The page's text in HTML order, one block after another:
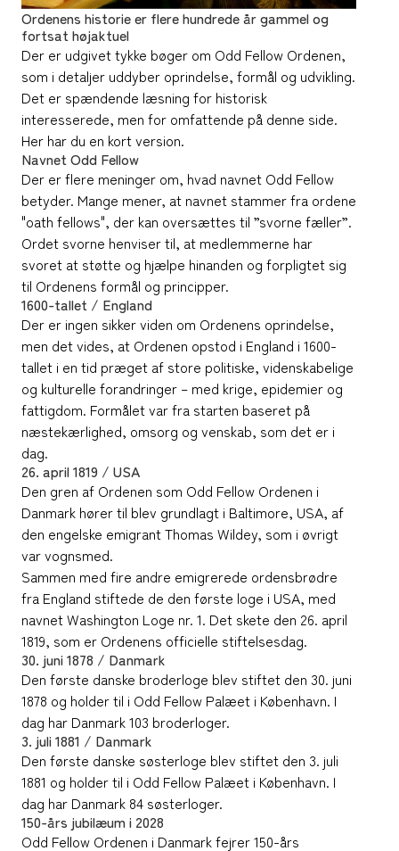
Ordenens historie er flere hundrede år gammel og
fortsat højaktuel
Der er udgivet tykke bøger om Odd Fellow Ordenen,
som i detaljer uddyber oprindelse, formål og udvikling.
Det er spændende læsning for historisk
interesserede, men for omfattende på denne side.
Her har du en kort version.
Navnet Odd Fellow
Der er flere meninger om, hvad navnet Odd Fellow
betyder. Mange mener, at navnet stammer fra ordene
"oath fellows", der kan oversættes til ”svorne fæller”.
Ordet svorne henviser til, at medlemmerne har
svoret at støtte og hjælpe hinanden og forpligtet sig
til Ordenens formål og principper.
1600-tallet / England
Der er ingen sikker viden om Ordenens oprindelse,
men det vides, at Ordenen opstod i England i 1600-
tallet i en tid præget af store politiske, videnskabelige
og kulturelle forandringer – med krige, epidemier og
fattigdom. Formålet var fra starten baseret på
næstekærlighed, omsorg og venskab, som det er i
dag.
26. april 1819 / USA
Den gren af Ordenen som Odd Fellow Ordenen i
Danmark hører til blev grundlagt i Baltimore, USA, af
den engelske emigrant Thomas Wildey, som i øvrigt
var vognsmed.
Sammen med fire andre emigrerede ordensbrødre
fra England stiftede de den første loge i USA, med
navnet Washington Loge nr. 1. Det skete den 26. april
1819, som er Ordenens officielle stiftelsesdag.
30. juni 1878 / Danmark
Den første danske broderloge blev stiftet den 30. juni
1878 og holder til i Odd Fellow Palæet i København. I
dag har Danmark 103 broderloger.
3. juli 1881 / Danmark
Den første danske søsterloge blev stiftet den 3. juli
1881 og holder til i Odd Fellow Palæet i København. I
dag har Danmark 84 søsterloger.
150-års jubilæum i 2028
Odd Fellow Ordenen i Danmark fejrer 150-års